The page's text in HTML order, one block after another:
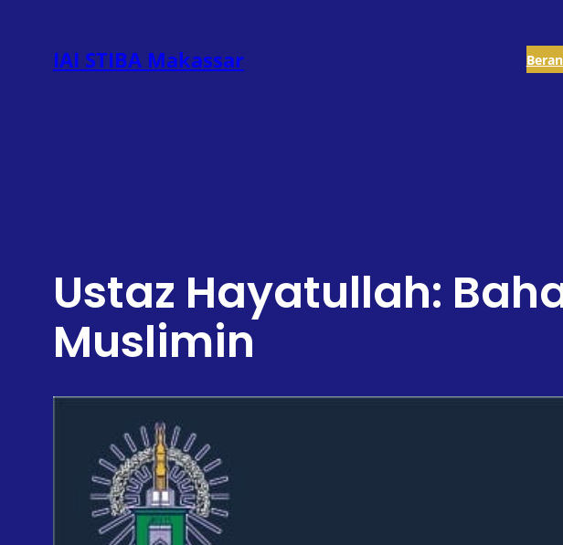
konten
IAI STIBA Makassar
Ustaz Hayatullah:
Muslimin